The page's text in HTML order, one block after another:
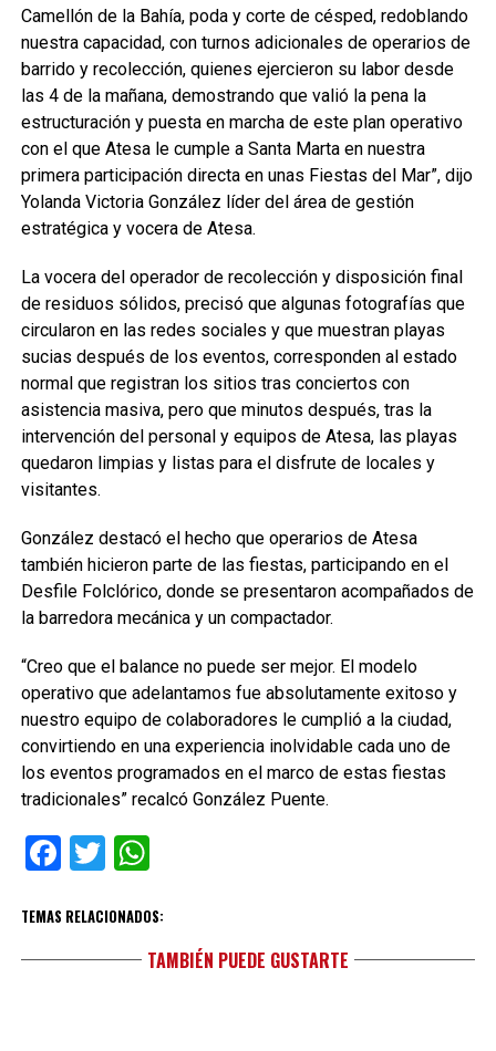
Camellón de la Bahía, poda y corte de césped, redoblando
nuestra capacidad, con turnos adicionales de operarios de
barrido y recolección, quienes ejercieron su labor desde
las 4 de la mañana, demostrando que valió la pena la
estructuración y puesta en marcha de este plan operativo
con el que Atesa le cumple a Santa Marta en nuestra
primera participación directa en unas Fiestas del Mar”, dijo
Yolanda Victoria González líder del área de gestión
estratégica y vocera de Atesa.
La vocera del operador de recolección y disposición final
de residuos sólidos, precisó que algunas fotografías que
circularon en las redes sociales y que muestran playas
sucias después de los eventos, corresponden al estado
normal que registran los sitios tras conciertos con
asistencia masiva, pero que minutos después, tras la
intervención del personal y equipos de Atesa, las playas
quedaron limpias y listas para el disfrute de locales y
visitantes.
González destacó el hecho que operarios de Atesa
también hicieron parte de las fiestas, participando en el
Desfile Folclórico, donde se presentaron acompañados de
la barredora mecánica y un compactador.
“Creo que el balance no puede ser mejor. El modelo
operativo que adelantamos fue absolutamente exitoso y
nuestro equipo de colaboradores le cumplió a la ciudad,
convirtiendo en una experiencia inolvidable cada uno de
los eventos programados en el marco de estas fiestas
tradicionales” recalcó González Puente.
Facebook
TwitterWhatsApp
TEMAS RELACIONADOS:
TAMBIÉN PUEDE GUSTARTE